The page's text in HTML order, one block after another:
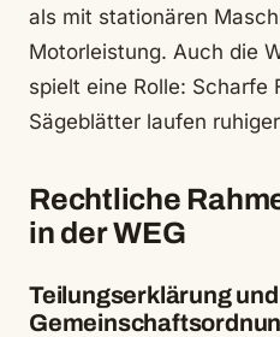
als mit stationären
Motorleistung. Auch die
spielt eine Rolle: Scharfe
Sägeblätter laufen
Rechtliche
in der WEG
Teilungserklärung und